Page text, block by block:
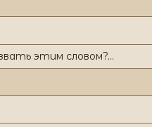
этим словом?...